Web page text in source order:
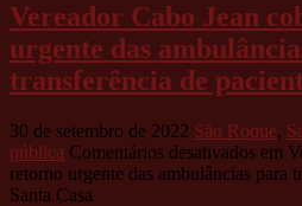
Vereador Cabo Jean
urgente das
transferência de
30 de setembro de 2022 São Roque,
pública Comentários desativados em
retorno urgente das ambulâncias para
Santa Casa